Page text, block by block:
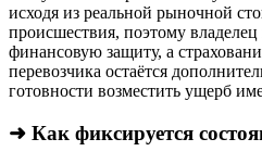
исходя из реальной рыночной
происшествия, поэтому
финансовую защиту, а
перевозчика остаётся
готовности возместить ущерб
➜ Как фиксируется